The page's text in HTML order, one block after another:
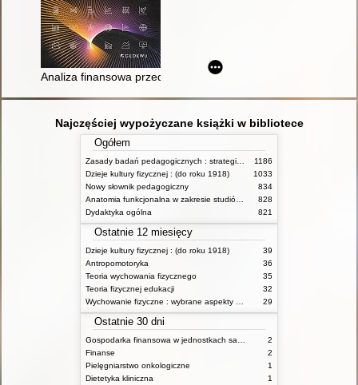
Analiza finansowa przedsiębiorstwa : finansowanie,
Najczęściej wypożyczane książki w bibliotece
Ogółem
1186
Dzieje kultury fizycznej : (do roku 1918)
1033
Nowy słownik pedagogiczny
834
828
Dydaktyka ogólna
821
Ostatnie 12 miesięcy
Dzieje kultury fizycznej : (do roku 1918)
39
Antropomotoryka
36
Teoria wychowania fizycznego
35
Teoria fizycznej edukacji
32
29
Ostatnie 30 dni
2
Finanse
2
Pielęgniarstwo onkologiczne
1
Dietetyka kliniczna
1